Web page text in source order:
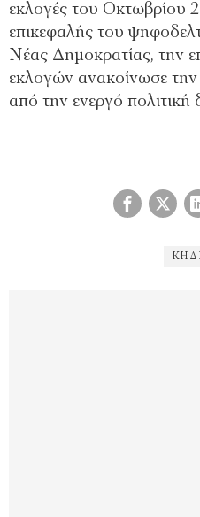
εκλογές του Οκτωβρίου
επικεφαλής του
Νέας Δημοκρατίας, την
εκλογών ανακοίνωσε
από την ενεργό πολιτική